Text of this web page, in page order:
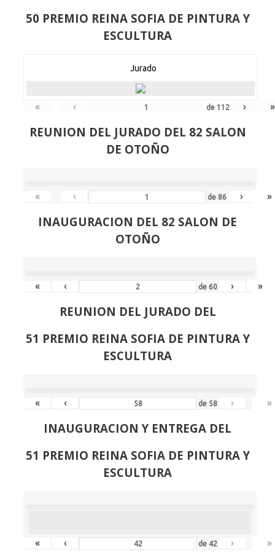
50 PREMIO REINA SOFIA DE PINTURA Y
ESCULTURA
Jurado
« ‹ de112 › »
REUNION DEL JURADO DEL 82 SALON
DE OTOÑO
« ‹ de 86 › »
INAUGURACION DEL 82 SALON DE
OTOÑO
« ‹ de 60 › »
REUNION DEL JURADO DEL
51 PREMIO REINA SOFIA DE PINTURA Y
ESCULTURA
« ‹ de 58 › »
INAUGURACION Y ENTREGA DEL
51 PREMIO REINA SOFIA DE PINTURA Y
ESCULTURA
« ‹ de 42 › »